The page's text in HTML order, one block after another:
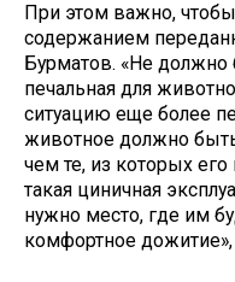
При этом важно,
содержанием
Бурматов. «Не должно
печальная для
ситуацию еще более
животное должно
чем те, из которых
такая циничная
нужно место, где им
комфортное